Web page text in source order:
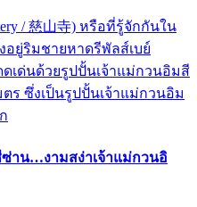
/ 慈山寺) หรือที่รู้จักกันใน
ยู่ริมชายหาดรีพัลส์เบย์
ดเด่นด้วยรูปปั้นเจ้าแม่กวนอิมสี
ร ซึ่งเป็นรูปปั้นเจ้าแม่กวนอิม
ซ่าน…งามสง่าเจ้าแม่กวนอิ